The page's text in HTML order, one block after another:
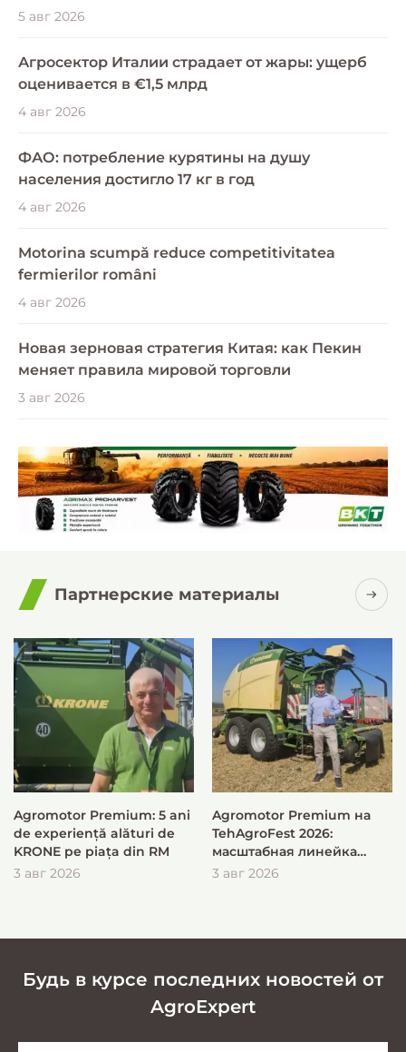
5 авг 2026
Агросектор Италии страдает от жары: ущерб
оценивается в €1,5 млрд
4 авг 2026
ФАО: потребление курятины на душу
населения достигло 17 кг в год
4 авг 2026
Motorina scumpă reduce competitivitatea
fermierilor români
4 авг 2026
Новая зерновая стратегия Китая: как Пекин
меняет правила мировой торговли
3 авг 2026
Партнерские материалы
Agromotor Premium: 5 ani
de experiență alături de
KRONE pe piața din RM
3 авг 2026
Agromotor Premium на
TehAgroFest 2026:
масштабная линейка
KRONE для быстрой и
3 авг 2026
Будь в курсе последних новостей от
AgroExpert